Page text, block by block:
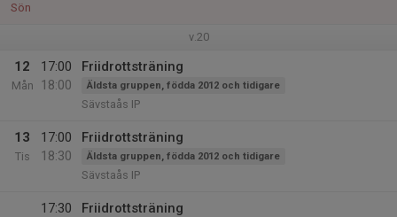
Sön
v.20
12
Mån
17:00
18:00
Friidrottsträning
Äldsta gruppen, födda 2012 och tidigare
Sävstaås IP
13
Tis
17:00
18:30
Friidrottsträning
Äldsta gruppen, födda 2012 och tidigare
Sävstaås IP
17:30
Friidrottsträning